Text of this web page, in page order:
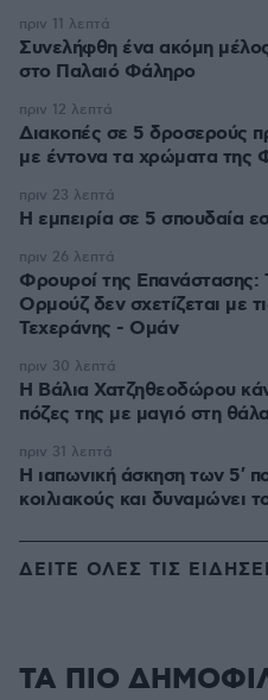
Συνελήφθη ένα ακόμη
στο Παλαιό Φάληρο
πριν 11 λεπτά
Διακοπές σε 5 δροσερούς
με έντονα τα χρώματα της
πριν 12 λεπτά
Η εμπειρία σε 5 σπουδαία
πριν 23 λεπτά
Φρουροί της Επανάστασης:
Ορμούζ δεν σχετίζεται με
Τεχεράνης - Ομάν
πριν 26 λεπτά
Η Βάλια Χατζηθεοδώρου
πόζες της με μαγιό στη
πριν 30 λεπτά
Η ιαπωνική άσκηση των 5′
κοιλιακούς και δυναμώνει
πριν 31 λεπτά
ΔΕΙΤΕ ΟΛΕΣ ΤΙΣ
ΤΑ ΠΙΟ